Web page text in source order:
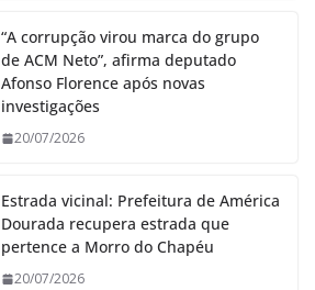
“A corrupção virou marca do grupo
de ACM Neto”, afirma deputado
Afonso Florence após novas
investigações
20/07/2026
Estrada vicinal: Prefeitura de América
Dourada recupera estrada que
pertence a Morro do Chapéu
20/07/2026